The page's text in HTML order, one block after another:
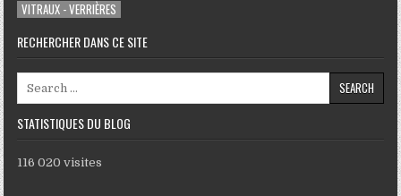
VITRAUX - VERRIÈRES
RECHERCHER DANS CE SITE
Search for:
STATISTIQUES DU BLOG
116 020 visites